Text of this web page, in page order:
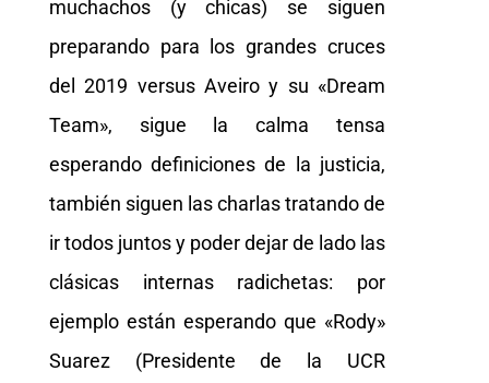
muchachos (y chicas) se siguen
preparando para los grandes cruces
del 2019 versus Aveiro y su «Dream
Team», sigue la calma tensa
esperando definiciones de la justicia,
también siguen las charlas tratando de
ir todos juntos y poder dejar de lado las
clásicas internas radichetas: por
ejemplo están esperando que «Rody»
Suarez (Presidente de la UCR